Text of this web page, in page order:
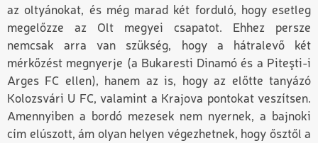
az oltyánokat, és még marad két forduló, hogy esetleg
megelőzze az Olt megyei csapatot. Ehhez persze
nemcsak arra van szükség, hogy a hátralevő két
mérkőzést megnyerje (a Bukaresti Dinamó és a Piteşti-i
Arges FC ellen), hanem az is, hogy az előtte tanyázó
Kolozsvári U FC, valamint a Krajova pontokat veszítsen.
Amennyiben a bordó mezesek nem nyernek, a bajnoki
cím elúszott, ám olyan helyen végezhetnek, hogy ősztől a